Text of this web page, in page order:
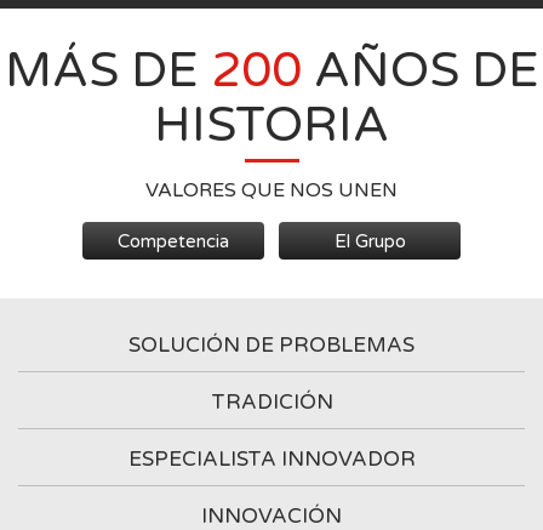
MÁS DE 200 AÑOS DE
HISTORIA
VALORES QUE NOS UNEN
Competencia El Grupo
SOLUCIÓN DE PROBLEMAS
TRADICIÓN
ESPECIALISTA INNOVADOR
INNOVACIÓN